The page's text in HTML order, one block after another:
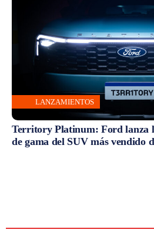
LANZAMIENTOS
Territory Platinum: Ford lanza
de gama del SUV más vendido